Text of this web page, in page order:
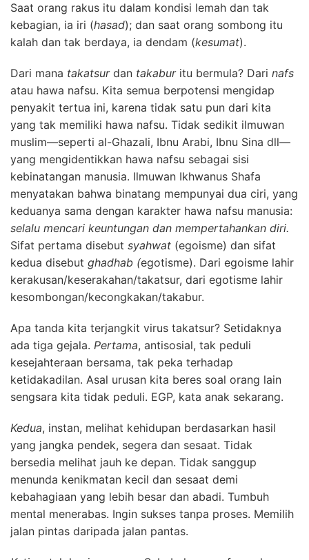
Saat orang rakus itu dalam kondisi lemah dan tak
kebagian, ia iri (hasad); dan saat orang sombong itu
kalah dan tak berdaya, ia dendam (kesumat).
Dari mana takatsur dan takabur itu bermula? Dari nafs
atau hawa nafsu. Kita semua berpotensi mengidap
penyakit tertua ini, karena tidak satu pun dari kita
yang tak memiliki hawa nafsu. Tidak sedikit ilmuwan
muslim—seperti al-Ghazali, Ibnu Arabi, Ibnu Sina dll—
yang mengidentikkan hawa nafsu sebagai sisi
kebinatangan manusia. Ilmuwan Ikhwanus Shafa
menyatakan bahwa binatang mempunyai dua ciri, yang
keduanya sama dengan karakter hawa nafsu manusia:
selalu mencari keuntungan dan mempertahankan diri.
Sifat pertama disebut syahwat (egoisme) dan sifat
kedua disebut ghadhab (egotisme). Dari egoisme lahir
kerakusan/keserakahan/takatsur, dari egotisme lahir
kesombongan/kecongkakan/takabur.
Apa tanda kita terjangkit virus takatsur? Setidaknya
ada tiga gejala. Pertama, antisosial, tak peduli
kesejahteraan bersama, tak peka terhadap
ketidakadilan. Asal urusan kita beres soal orang lain
sengsara kita tidak peduli. EGP, kata anak sekarang.
Kedua, instan, melihat kehidupan berdasarkan hasil
yang jangka pendek, segera dan sesaat. Tidak
bersedia melihat jauh ke depan. Tidak sanggup
menunda kenikmatan kecil dan sesaat demi
kebahagiaan yang lebih besar dan abadi. Tumbuh
mental menerabas. Ingin sukses tanpa proses. Memilih
jalan pintas daripada jalan pantas.